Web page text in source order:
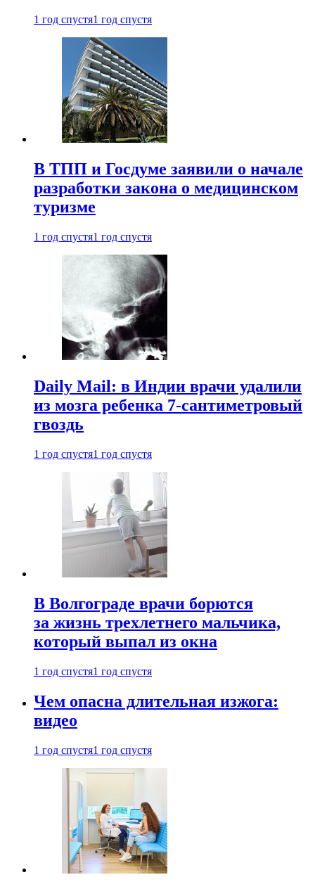
1 год спустя1 год спустя
В ТПП и Госдуме заявили о начале
разработки закона о медицинском
туризме
1 год спустя1 год спустя
Daily Mail: в Индии врачи удалили
из мозга ребенка 7-сантиметровый
гвоздь
1 год спустя1 год спустя
В Волгограде врачи борются
за жизнь трехлетнего мальчика,
который выпал из окна
1 год спустя1 год спустя
Чем опасна длительная изжога:
видео
1 год спустя1 год спустя